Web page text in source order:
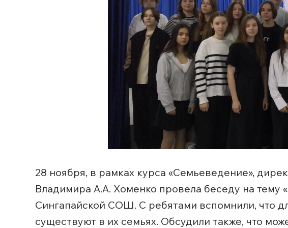
28 ноября, в рамках курса «Семьеведение»,
Владимира А.А. Хоменко провела беседу на тему
Сингапайской СОШ. С ребятами вспомнили, что
существуют в их семьях. Обсудили также, что